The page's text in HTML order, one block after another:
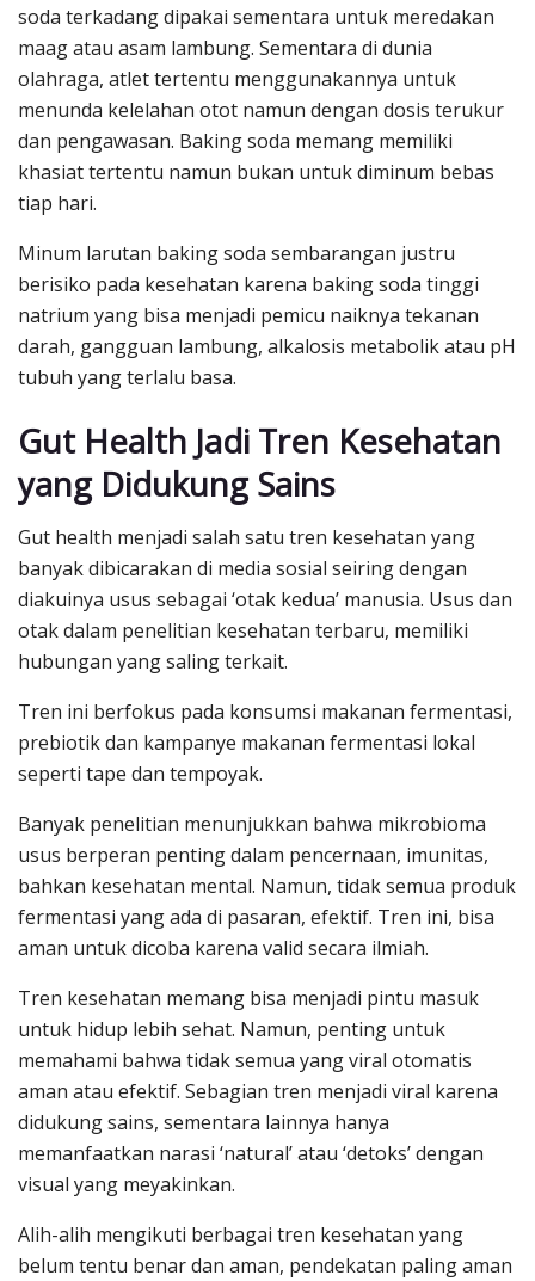
soda terkadang dipakai sementara untuk meredakan
maag atau asam lambung. Sementara di dunia
olahraga, atlet tertentu menggunakannya untuk
menunda kelelahan otot namun dengan dosis terukur
dan pengawasan. Baking soda memang memiliki
khasiat tertentu namun bukan untuk diminum bebas
tiap hari.
Minum larutan baking soda sembarangan justru
berisiko pada kesehatan karena baking soda tinggi
natrium yang bisa menjadi pemicu naiknya tekanan
darah, gangguan lambung, alkalosis metabolik atau pH
tubuh yang terlalu basa.
Gut Health Jadi Tren Kesehatan
yang Didukung Sains
Gut health menjadi salah satu tren kesehatan yang
banyak dibicarakan di media sosial seiring dengan
diakuinya usus sebagai ‘otak kedua’ manusia. Usus dan
otak dalam penelitian kesehatan terbaru, memiliki
hubungan yang saling terkait.
Tren ini berfokus pada konsumsi makanan fermentasi,
prebiotik dan kampanye makanan fermentasi lokal
seperti tape dan tempoyak.
Banyak penelitian menunjukkan bahwa mikrobioma
usus berperan penting dalam pencernaan, imunitas,
bahkan kesehatan mental. Namun, tidak semua produk
fermentasi yang ada di pasaran, efektif. Tren ini, bisa
aman untuk dicoba karena valid secara ilmiah.
Tren kesehatan memang bisa menjadi pintu masuk
untuk hidup lebih sehat. Namun, penting untuk
memahami bahwa tidak semua yang viral otomatis
aman atau efektif. Sebagian tren menjadi viral karena
didukung sains, sementara lainnya hanya
memanfaatkan narasi ‘natural’ atau ‘detoks’ dengan
visual yang meyakinkan.
Alih-alih mengikuti berbagai tren kesehatan yang
belum tentu benar dan aman, pendekatan paling aman